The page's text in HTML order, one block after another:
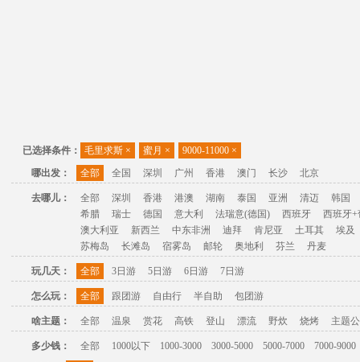
已选择条件： 毛里求斯 × 蜜月 × 9000-11000 ×
哪出发：
全部 全国 深圳 广州 香港 澳门 长沙 北京
去哪儿： 全部 深圳 香港 港澳 湖南 泰国 亚洲 清迈
韩国
希腊
瑞士 德国 意大利 法瑞意(德国) 西班牙
西班牙+
澳大利亚
新西兰 中东非洲 迪拜 肯尼亚 土耳其
埃及
苏梅岛
长滩岛 宿雾岛 邮轮 奥地利 芬兰 丹麦
玩几天： 全部 3日游 5日游 6日游 7日游
怎么玩： 全部 跟团游 自由行 半自助 包团游
啥主题： 全部 温泉 赏花 高铁 登山 漂流 野炊 烧烤 主题
多少钱： 全部 1000以下 1000-3000 3000-5000 5000-7000
7000-9000